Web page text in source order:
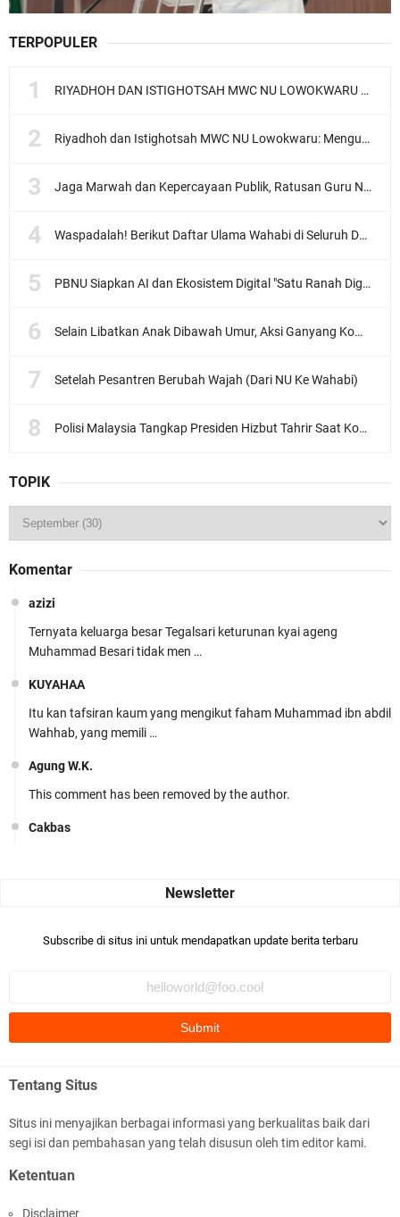
TERPOPULER
RIYADHOH DAN ISTIGHOTSAH MWC NU LOWOKWARU Menyambut Muktamar NU ke-35, Meneguhkan Sanad Laku Para Muassis
Riyadhoh dan Istighotsah MWC NU Lowokwaru: Menguatkan Doa, Menjalin Ukhuwah Menyambut Muktamar NU ke-35
Jaga Marwah dan Kepercayaan Publik, Ratusan Guru Ngaji Kota Malang Serukan Deklarasi Ramah Anak
Waspadalah! Berikut Daftar Ulama Wahabi di Seluruh Dunia dan Karya-karyanya
PBNU Siapkan AI dan Ekosistem Digital "Satu Ranah Digital untuk Ulama", Siap Diluncurkan dalam Waktu Dekat!
Selain Libatkan Anak Dibawah Umur, Aksi Ganyang Komunis Jadi Sorotan Karena Ada Narasi Halal Sembelih Orang
Setelah Pesantren Berubah Wajah (Dari NU Ke Wahabi)
Polisi Malaysia Tangkap Presiden Hizbut Tahrir Saat Konferensi Pers
TOPIK
Komentar
azizi
Ternyata keluarga besar Tegalsari keturunan kyai ageng
Muhammad Besari tidak men …
KUYAHAA
Itu kan tafsiran kaum yang mengikut faham Muhammad ibn abdil
Wahhab, yang memili …
Agung W.K.
This comment has been removed by the author.
Cakbas
Bismillaah semoga pembuat artikel Alloh berikan pemahaman yg
Ada sejumlah pertanyaan kepada Anda dan jawablah dengan
mengikuti ust. K …
Subscribe di situs ini untuk mendapatkan update berita terbaru
Tentang Situs
Situs ini menyajikan berbagai informasi yang berkualitas baik dari
segi isi dan pembahasan yang telah disusun oleh tim editor kami.
Ketentuan
Disclaimer